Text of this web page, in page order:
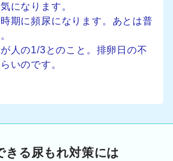
になります。
期に頻尿になります。あとは普
人の1/3とのこと。排卵日の不
いのです。
きる尿もれ対策には